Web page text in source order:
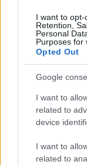
I want to opt-
Retention,
Personal
Purposes for
Opted Out
Google
I want to
related to
device
I want to
related to